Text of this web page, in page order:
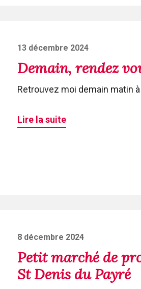
Posted
on
13 décembre 2024
Demain, rendez
Retrouvez moi demain matin
Lire la suite
Posted
on
8 décembre 2024
Petit marché de
St Denis du Payré